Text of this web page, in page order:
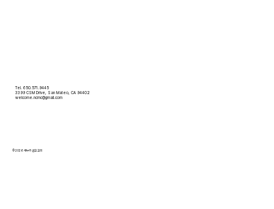
Tel. 650.571.9445
3399 CSM Drive, San Mateo, CA 94402
welcome.ncmc@gmail.com
© 2026 새누리 선교 교회